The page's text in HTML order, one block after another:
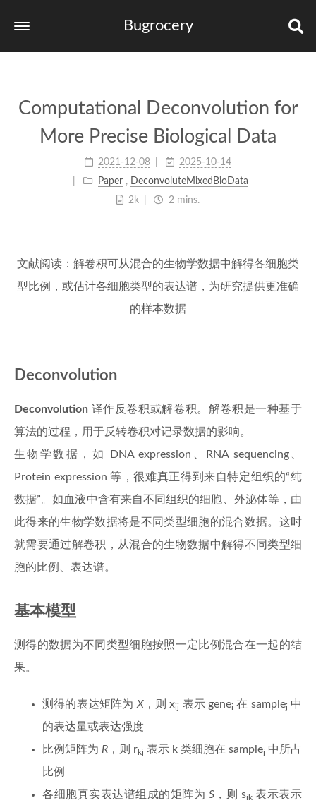
Bugrocery
Categories
Computational Deconvolution for
More Precise Biological Data
2021-12-08
2025-10-14
Paper , DeconvoluteMixedBioData
2k
2 mins.
文献阅读：解卷积可从混合的生物学数据中解得各细胞类
型比例，或估计各细胞类型的表达谱，为研究提供更准确
的样本数据
Deconvolution
Deconvolution 译作反卷积或解卷积。解卷积是一种基于
算法的过程，用于反转卷积对记录数据的影响。
生物学数据，如 DNA expression、RNA sequencing、
Protein expression 等，很难真正得到来自特定组织的“纯
数据”。如血液中含有来自不同组织的细胞、外泌体等，由
此得来的生物学数据将是不同类型细胞的混合数据。这时
就需要通过解卷积，从混合的生物数据中解得不同类型细
胞的比例、表达谱。
基本模型
测得的数据为不同类型细胞按照一定比例混合在一起的结
果。
测得的表达矩阵为 X，则 xij 表示 genei 在 samplej 中
的表达量或表达强度
比例矩阵为 R ，则 rkj 表示 k 类细胞在 samplej 中所占
比例
各细胞真实表达谱组成的矩阵为 S，则 sik表示表示